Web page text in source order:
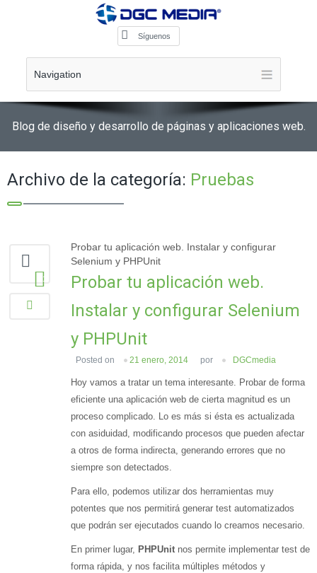
Síguenos
Navigation
Blog de diseño y desarrollo de páginas y aplicaciones web.
Archivo de la categoría: Pruebas
1
Probar tu aplicación web. Instalar y configurar
Selenium y PHPUnit
Probar tu aplicación web.
Instalar y configurar Selenium
y PHPUnit
Posted on 21 enero, 2014 por DGCmedia
Hoy vamos a tratar un tema interesante. Probar de forma
eficiente una aplicación web de cierta magnitud es un
proceso complicado. Lo es más si ésta es actualizada
con asiduidad, modificando procesos que pueden afectar
a otros de forma indirecta, generando errores que no
siempre son detectados.
Para ello, podemos utilizar dos herramientas muy
potentes que nos permitirá generar test automatizados
que podrán ser ejecutados cuando lo creamos necesario.
En primer lugar, PHPUnit nos permite implementar test de
forma rápida, y nos facilita múltiples métodos y